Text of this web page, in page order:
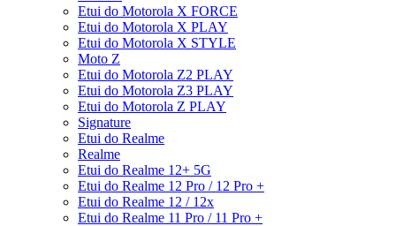
Etui do Motorola X FORCE
Etui do Motorola X PLAY
Etui do Motorola X STYLE
Moto Z
Etui do Motorola Z2 PLAY
Etui do Motorola Z3 PLAY
Etui do Motorola Z PLAY
Signature
Etui do Realme
Realme
Etui do Realme 12+ 5G
Etui do Realme 12 Pro / 12 Pro +
Etui do Realme 12 / 12x
Etui do Realme 11 Pro / 11 Pro +